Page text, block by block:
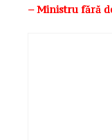
– Ministru fără